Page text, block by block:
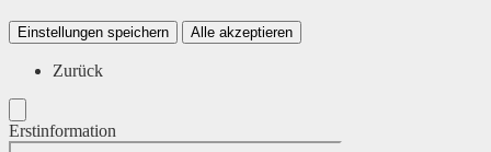
Einstellungen speichern Alle akzeptieren
Zurück
Erstinformation